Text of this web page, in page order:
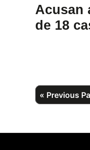
Acusan
de 18
« Go
to
Previous